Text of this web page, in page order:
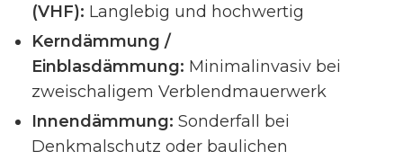
(VHF): Langlebig und hochwertig
Kerndämmung /
Einblasdämmung: Minimalinvasiv bei
zweischaligem Verblendmauerwerk
Innendämmung: Sonderfall bei
Denkmalschutz oder baulichen